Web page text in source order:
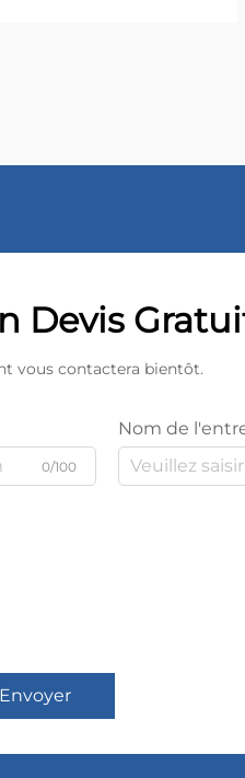
Devis
vous contactera bientôt.
0/100
Nom de
Envoyer